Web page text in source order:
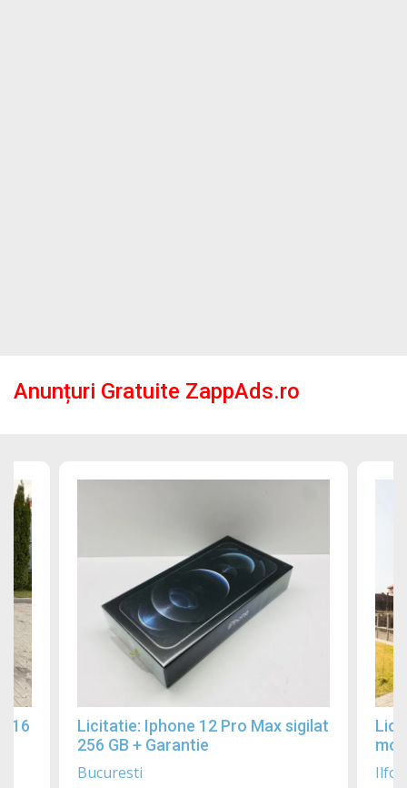
Anunțuri Gratuite ZappAds.ro
Licitatie: Iphone 12 Pro Max sigilat
256 GB + Garantie
Bucuresti Ilfov